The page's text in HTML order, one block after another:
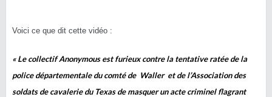
Voici ce que dit cette vidéo :
« Le collectif Anonymous est furieux contre la tentative ratée de la
police départementale du comté de Waller et de l’Association des
soldats de cavalerie du Texas de masquer un acte criminel flagrant